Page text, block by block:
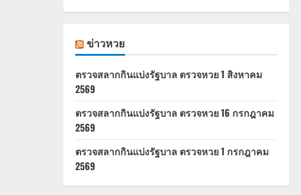
ข่าวหวย
ตรวจสลากกินแบ่งรัฐบาล ตรวจหวย 1 สิงหาคม
2569
ตรวจสลากกินแบ่งรัฐบาล ตรวจหวย 16 กรกฎาคม
2569
ตรวจสลากกินแบ่งรัฐบาล ตรวจหวย 1 กรกฎาคม
2569